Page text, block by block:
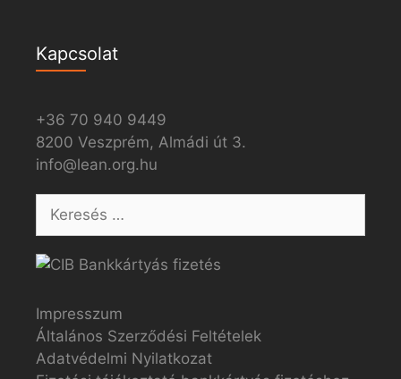
Kapcsolat
+36 70 940 9449
8200 Veszprém, Almádi út 3.
info@lean.org.hu
Impresszum
Általános Szerződési Feltételek
Adatvédelmi Nyilatkozat